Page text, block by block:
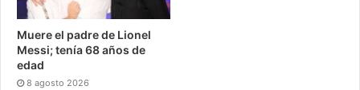
Muere el padre de Lionel
Messi; tenía 68 años de
edad
8 agosto 2026